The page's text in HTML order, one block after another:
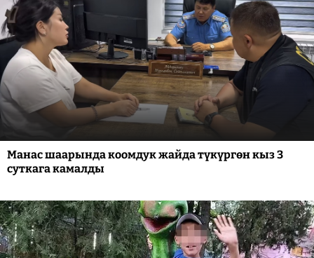
Манас шаарында коомдук жайда түкүргөн кыз 3
суткага камалды